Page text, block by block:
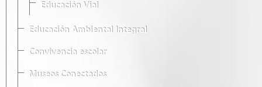
Educación Vial
Educación Ambiental Integral
Convivencia escolar
Museos Conectados